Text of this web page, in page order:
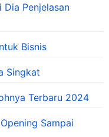
Dia Penjelasan
Bisnis
Singkat
Terbaru 2024
Sampai